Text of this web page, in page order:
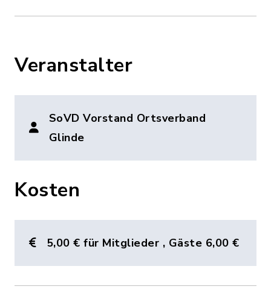
Veranstalter
SoVD Vorstand Ortsverband
Glinde
Kosten
5,00 € für Mitglieder , Gäste 6,00 €